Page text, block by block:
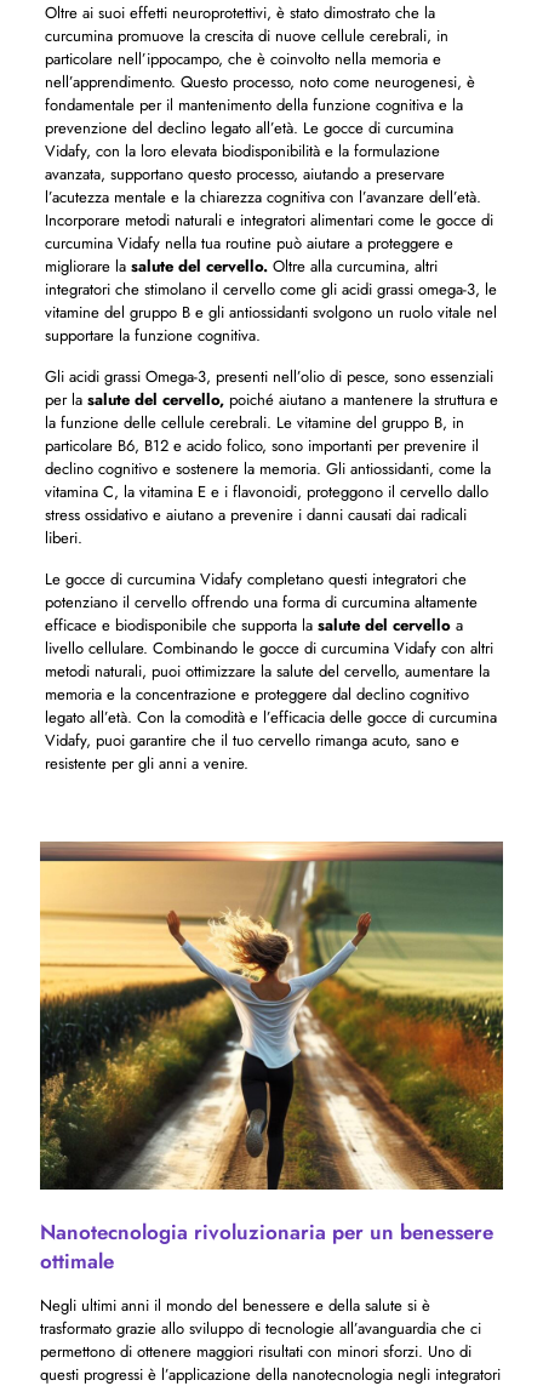
Oltre ai suoi effetti neuroprotettivi, è stato dimostrato che la
curcumina promuove la crescita di nuove cellule cerebrali, in
particolare nell’ippocampo, che è coinvolto nella memoria e
nell’apprendimento. Questo processo, noto come neurogenesi, è
fondamentale per il mantenimento della funzione cognitiva e la
prevenzione del declino legato all’età. Le gocce di curcumina
Vidafy, con la loro elevata biodisponibilità e la formulazione
avanzata, supportano questo processo, aiutando a preservare
l’acutezza mentale e la chiarezza cognitiva con l’avanzare dell’età.
Incorporare metodi naturali e integratori alimentari come le gocce di
curcumina Vidafy nella tua routine può aiutare a proteggere e
migliorare la salute del cervello.Oltre alla curcumina, altri
integratori che stimolano il cervello come gli acidi grassi omega-3, le
vitamine del gruppo B e gli antiossidanti svolgono un ruolo vitale nel
supportare la funzione cognitiva.
Gli acidi grassi Omega-3, presenti nell’olio di pesce, sono essenziali
per la salute del cervello,poiché aiutano a mantenere la struttura e
la funzione delle cellule cerebrali. Le vitamine del gruppo B, in
particolare B6, B12 e acido folico, sono importanti per prevenire il
declino cognitivo e sostenere la memoria. Gli antiossidanti, come la
vitamina C, la vitamina E e i flavonoidi, proteggono il cervello dallo
stress ossidativo e aiutano a prevenire i danni causati dai radicali
liberi.
Le gocce di curcumina Vidafy completano questi integratori che
potenziano il cervello offrendo una forma di curcumina altamente
efficace e biodisponibile che supporta la salute del cervelloa
livello cellulare. Combinando le gocce di curcumina Vidafy con altri
metodi naturali, puoi ottimizzare la salute del cervello, aumentare la
memoria e la concentrazione e proteggere dal declino cognitivo
legato all’età. Con la comodità e l’efficacia delle gocce di curcumina
Vidafy, puoi garantire che il tuo cervello rimanga acuto, sano e
resistente per gli anni a venire.
Nanotecnologia rivoluzionaria per un benessere
ottimale
Negli ultimi anni il mondo del benessere e della salute si è
trasformato grazie allo sviluppo di tecnologie all’avanguardia che ci
permettono di ottenere maggiori risultati con minori sforzi. Uno di
questi progressi è l’applicazione della nanotecnologia negli integratori